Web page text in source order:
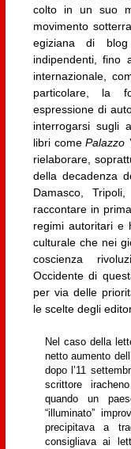
colto in un suo
movimento
egiziana di
indipendenti, fino
internazionale,
particolare, la
espressione di
interrogarsi sugli
libri comePalazzo
rielaborare,
della decadenza
Damasco,
raccontare in
regimi autoritari e
culturale che nei
coscienza
Occidente di
per via delle
le scelte degli
Nel caso della
netto aumento
dopo l’11
scrittore
quando un
“illuminato”
precipitava a
consigliava ai